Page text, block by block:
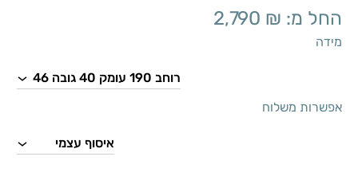
החל מ: 2,790 ₪
מידה
אפשרות משלוח